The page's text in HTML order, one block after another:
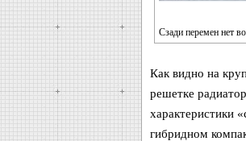
Сзади перемен нет
Как видно на
решетке
характеристики
гибридном